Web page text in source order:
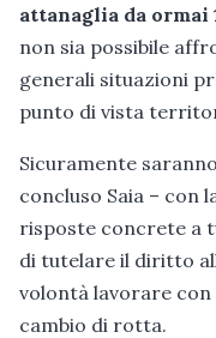
attanaglia da ormai
non sia possibile
generali situazioni
punto di vista
Sicuramente
concluso Saia –
risposte concrete a
di tutelare il diritto
volontà lavorare
cambio di rotta.